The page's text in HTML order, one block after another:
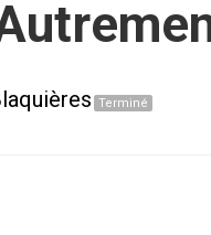
Terminé